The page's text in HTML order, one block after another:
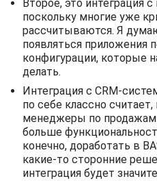
Второе, это интеграция
поскольку многие уже
рассчитываются. Я
появляться приложения
конфигурации, которые
делать.
Интеграция с CRM-
по себе классно
менеджеры по
больше
конечно, доработать в
какие-то сторонние
интеграция будет